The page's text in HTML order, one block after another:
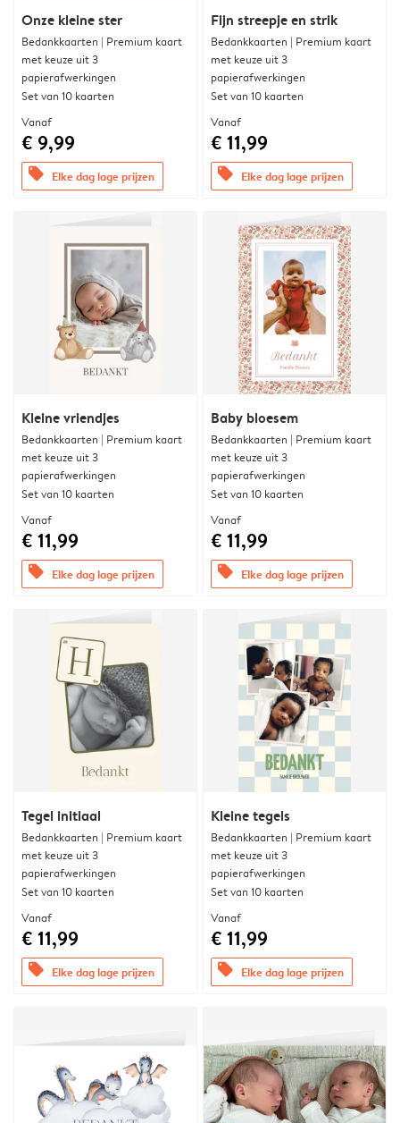
Onze kleine ster
Bedankkaarten | Premium kaart
met keuze uit 3
papierafwerkingen
Set van 10 kaarten
Vanaf
€ 9,99
offers Elke dag lage prijzen
Fijn streepje en strik
Bedankkaarten | Premium kaart
met keuze uit 3
papierafwerkingen
Set van 10 kaarten
Vanaf
€ 11,99
offers Elke dag lage prijzen
Kleine vriendjes
Bedankkaarten | Premium kaart
met keuze uit 3
papierafwerkingen
Set van 10 kaarten
Vanaf
€ 11,99
offers Elke dag lage prijzen
Baby bloesem
Bedankkaarten | Premium kaart
met keuze uit 3
papierafwerkingen
Set van 10 kaarten
Vanaf
€ 11,99
offers Elke dag lage prijzen
Tegel initiaal
Bedankkaarten | Premium kaart
met keuze uit 3
papierafwerkingen
Set van 10 kaarten
Vanaf
€ 11,99
offers Elke dag lage prijzen
Kleine tegels
Bedankkaarten | Premium kaart
met keuze uit 3
papierafwerkingen
Set van 10 kaarten
Vanaf
€ 11,99
offers Elke dag lage prijzen